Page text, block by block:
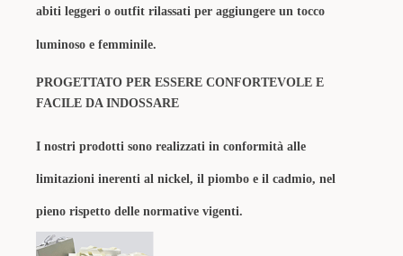
abiti leggeri o outfit rilassati per aggiungere un tocco
luminoso e femminile.
PROGETTATO PER ESSERE CONFORTEVOLE E
FACILE DA INDOSSARE
I nostri prodotti sono realizzati in conformità alle
limitazioni inerenti al nickel, il piombo e il cadmio, nel
pieno rispetto delle normative vigenti.